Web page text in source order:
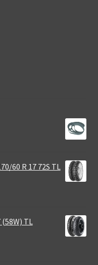
60 R 17 72S TL
TL